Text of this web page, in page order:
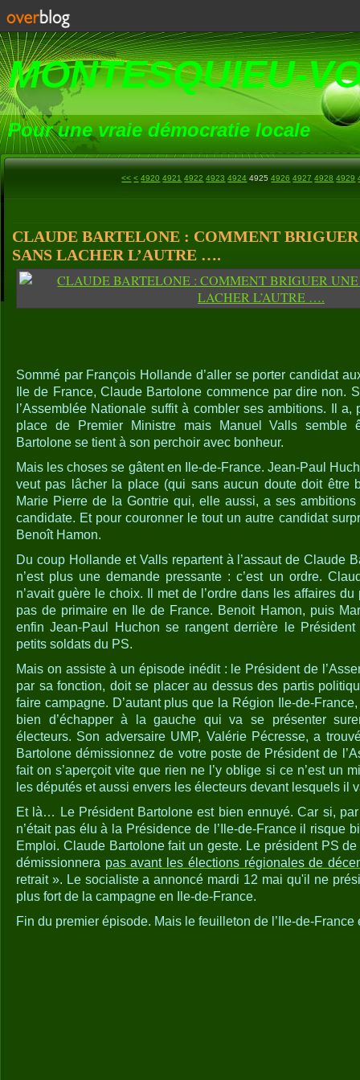
MONTESQUIEU-
Pour une vraie démocratie locale
<< < 4900
4910
4920 4921 4922 4923 4924 4925 4926 4927 4928 4929
CLAUDE BARTELONE : COMMENT BRIGUER
SANS LACHER L’AUTRE ….
Sommé par François Hollande d’aller se porter candidat
Ile de France, Claude Bartolone commence par dire non.
l’Assemblée Nationale suffit à combler ses ambitions. Il
place de Premier Ministre mais Manuel Valls semble
Bartolone se tient à son perchoir avec bonheur.
Mais les choses se gâtent en Ile-de-France. Jean-Paul
veut pas lâcher la place (qui sans aucun doute doit être
Marie Pierre de la Gontrie qui, elle aussi, a ses ambitions
candidate. Et pour couronner le tout un autre candidat
Benoît Hamon.
Du coup Hollande et Valls repartent à l’assaut de Claude
n’est plus une demande pressante : c’est un ordre.
n’avait guère le choix. Il met de l’ordre dans les affaires
pas de primaire en Ile de France. Benoit Hamon, puis
enfin Jean-Paul Huchon se rangent derrière le Président
petits soldats du PS.
Mais on assiste à un épisode inédit : le Président de
par sa fonction, doit se placer au dessus des partis
faire campagne. D’autant plus que la Région Ile-de-
bien d’échapper à la gauche qui va se présenter
électeurs. Son adversaire UMP, Valérie Pécresse, a
Bartolone démissionnez de votre poste de Président de
fait on s’aperçoit vite que rien ne l’y oblige si ce n’est un
les députés et aussi envers les électeurs devant lesquels il
Et là… Le Président Bartolone est bien ennuyé. Car si,
n’était pas élu à la Présidence de l’Ile-de-France il risque
Emploi. Claude Bartolone fait un geste. Le président PS
démissionnera pas avant les élections régionales de
retrait ». Le socialiste a annoncé mardi 12 mai qu'il ne
plus fort de la campagne en Ile-de-France.
Fin du premier épisode. Mais le feuilleton de l’Ile-de-